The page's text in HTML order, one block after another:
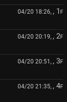
04/20 18:26, , 1 F
04/20 20:19, , 2F
04/20 20:51, , 3F
04/20 21:35, , 4F